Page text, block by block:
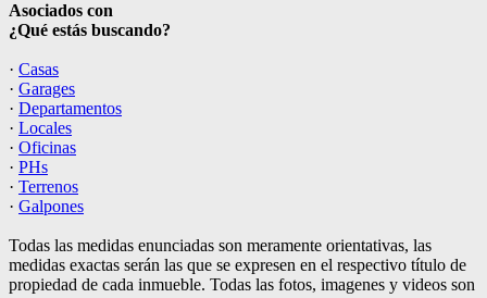
Asociados con
¿Qué estás buscando?
· Casas
· Garages
· Departamentos
· Locales
· Oficinas
· PHs
· Terrenos
· Galpones
Todas las medidas enunciadas son meramente orientativas, las
medidas exactas serán las que se expresen en el respectivo título de
propiedad de cada inmueble. Todas las fotos, imagenes y videos son